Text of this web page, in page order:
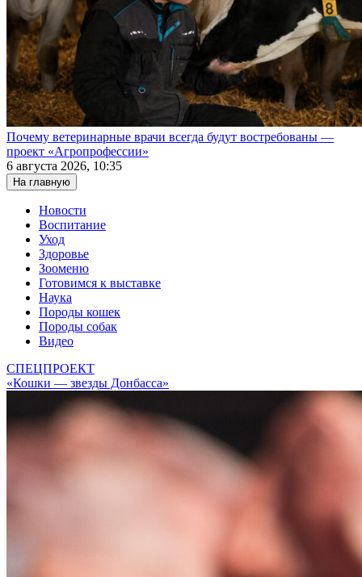
Почему ветеринарные врачи всегда будут востребованы —
проект «Агропрофессии»
6 августа 2026, 10:35
На главную
Новости
Воспитание
Уход
Здоровье
Зооменю
Готовимся к выставке
Наука
Породы кошек
Породы собак
Видео
СПЕЦПРОЕКТ
«Кошки — звезды Донбасса»